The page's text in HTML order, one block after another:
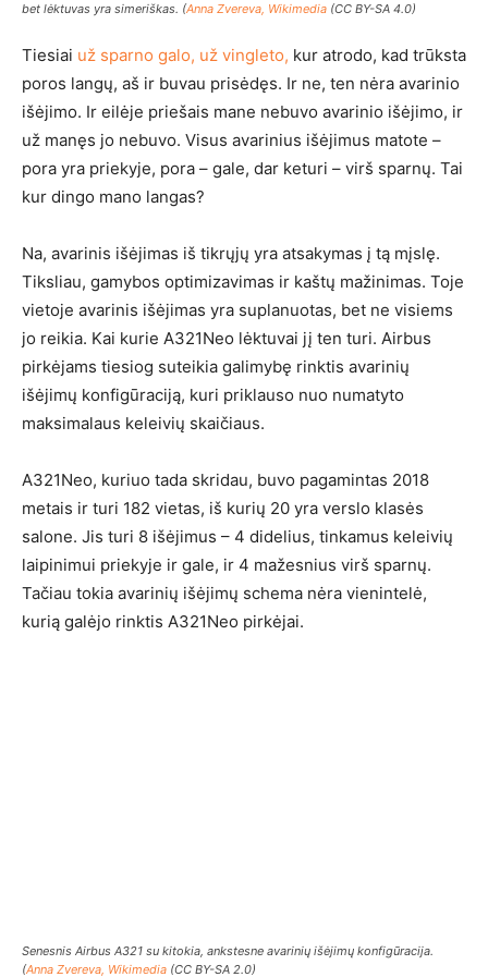
bet lėktuvas yra simeriškas. (Anna Zvereva, Wikimedia (CC BY-SA 4.0)
Tiesiai už sparno galo, už vingleto, kur atrodo, kad trūksta
poros langų, aš ir buvau prisėdęs. Ir ne, ten nėra avarinio
išėjimo. Ir eilėje priešais mane nebuvo avarinio išėjimo, ir
už manęs jo nebuvo. Visus avarinius išėjimus matote –
pora yra priekyje, pora – gale, dar keturi – virš sparnų. Tai
kur dingo mano langas?
Na, avarinis išėjimas iš tikrųjų yra atsakymas į tą mįslę.
Tiksliau, gamybos optimizavimas ir kaštų mažinimas. Toje
vietoje avarinis išėjimas yra suplanuotas, bet ne visiems
jo reikia. Kai kurie A321Neo lėktuvai jį ten turi. Airbus
pirkėjams tiesiog suteikia galimybę rinktis avarinių
išėjimų konfigūraciją, kuri priklauso nuo numatyto
maksimalaus keleivių skaičiaus.
A321Neo, kuriuo tada skridau, buvo pagamintas 2018
metais ir turi 182 vietas, iš kurių 20 yra verslo klasės
salone. Jis turi 8 išėjimus – 4 didelius, tinkamus keleivių
laipinimui priekyje ir gale, ir 4 mažesnius virš sparnų.
Tačiau tokia avarinių išėjimų schema nėra vienintelė,
kurią galėjo rinktis A321Neo pirkėjai.
Senesnis Airbus A321 su kitokia, ankstesne avarinių išėjimų konfigūracija.
(Anna Zvereva, Wikimedia (CC BY-SA 2.0)